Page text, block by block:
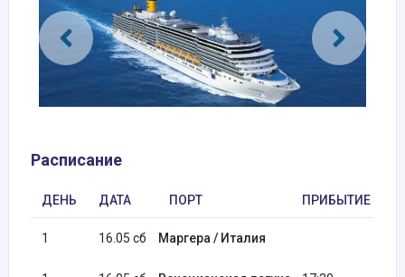
Расписание
ДЕНЬ ДАТА ПОРТ ПРИБЫТИЕ
1 16.05 сб Маргера / Италия